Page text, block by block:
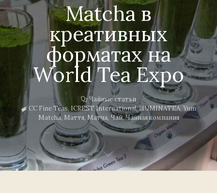
Matcha в
креативных
форматах на
World Tea Expo
Чайные статьи
CC Fine Teas, ICREST International,IllUMINATEA, Yum
Matcha, Маття, Матча, Чай,Чайная компания